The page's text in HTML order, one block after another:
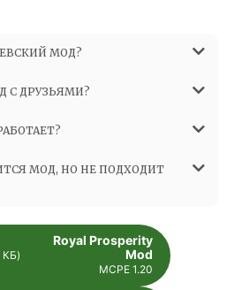
МОД?
С ДРУЗЬЯМИ?
МОД, НО НЕ ПОДХОДИТ
КБ)
Royal Prosperity
Mod
MCPE 1.20